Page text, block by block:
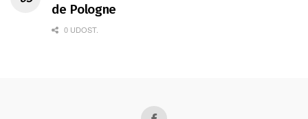
de Pologne
0 UDOST.